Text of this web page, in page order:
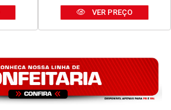
VER PREÇO